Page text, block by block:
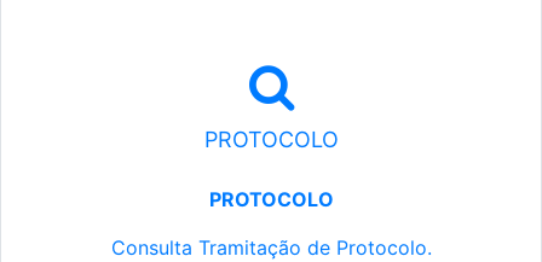
PROTOCOLO
PROTOCOLO
Consulta Tramitação de Protocolo.